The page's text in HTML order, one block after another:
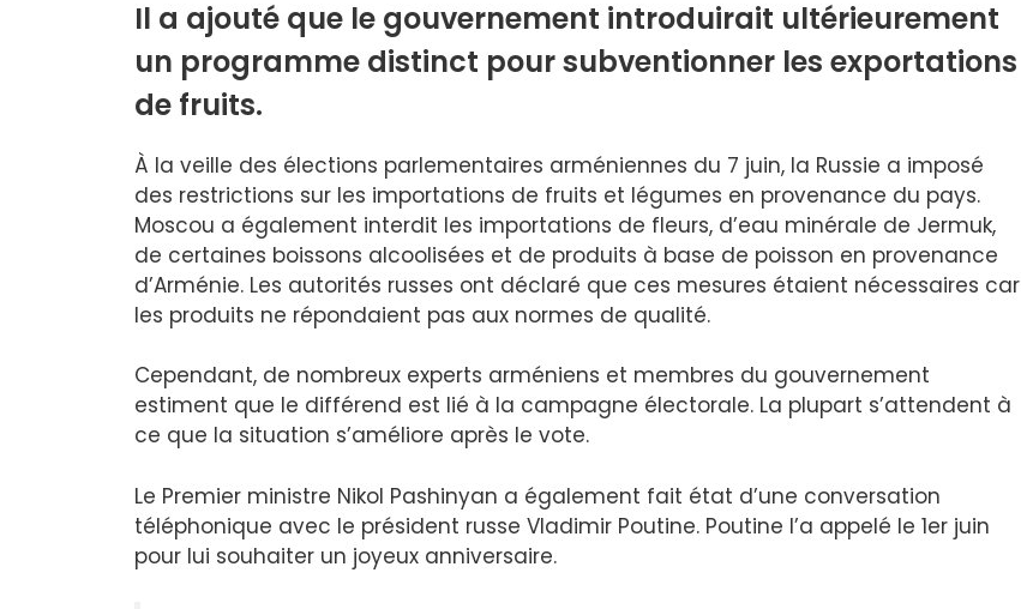
Il a ajouté que le gouvernement introduirait ultérieurement
un programme distinct pour subventionner les exportations
de fruits.
À la veille des élections parlementaires arméniennes du 7 juin, la Russie a imposé
des restrictions sur les importations de fruits et légumes en provenance du pays.
Moscou a également interdit les importations de fleurs, d’eau minérale de Jermuk,
de certaines boissons alcoolisées et de produits à base de poisson en provenance
d’Arménie. Les autorités russes ont déclaré que ces mesures étaient nécessaires car
les produits ne répondaient pas aux normes de qualité.
Cependant, de nombreux experts arméniens et membres du gouvernement
estiment que le différend est lié à la campagne électorale. La plupart s’attendent à
ce que la situation s’améliore après le vote.
Le Premier ministre Nikol Pashinyan a également fait état d’une conversation
téléphonique avec le président russe Vladimir Poutine. Poutine l’a appelé le 1er juin
pour lui souhaiter un joyeux anniversaire.